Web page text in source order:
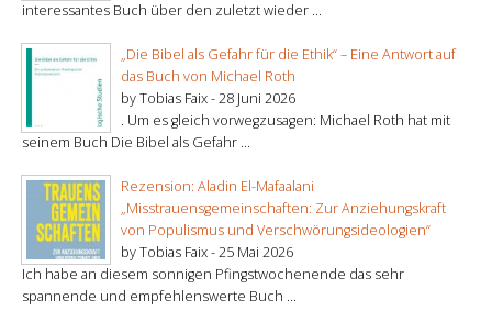
interessantes Buch über den zuletzt wieder ...
„Die Bibel als Gefahr für die Ethik“ – Eine Antwort auf
das Buch von Michael Roth
by Tobias Faix -28 Juni 2026
. Um es gleich vorwegzusagen: Michael Roth hat mit
seinem Buch Die Bibel als Gefahr ...
Rezension: Aladin El-Mafaalani
„Misstrauensgemeinschaften: Zur Anziehungskraft
von Populismus und Verschwörungsideologien“
by Tobias Faix -25 Mai 2026
Ich habe an diesem sonnigen Pfingstwochenende das sehr
spannende und empfehlenswerte Buch ...